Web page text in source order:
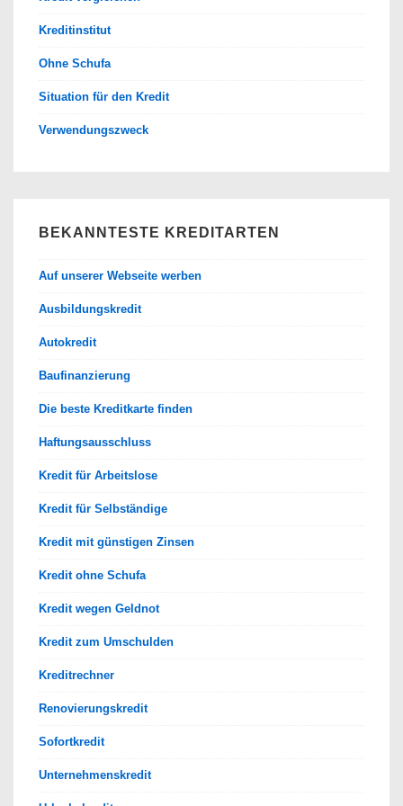
Kreditinstitut
Ohne Schufa
Situation für den Kredit
Verwendungszweck
BEKANNTESTE KREDITARTEN
Auf unserer Webseite werben
Ausbildungskredit
Autokredit
Baufinanzierung
Die beste Kreditkarte finden
Haftungsausschluss
Kredit für Arbeitslose
Kredit für Selbständige
Kredit mit günstigen Zinsen
Kredit ohne Schufa
Kredit wegen Geldnot
Kredit zum Umschulden
Kreditrechner
Renovierungskredit
Sofortkredit
Unternehmenskredit